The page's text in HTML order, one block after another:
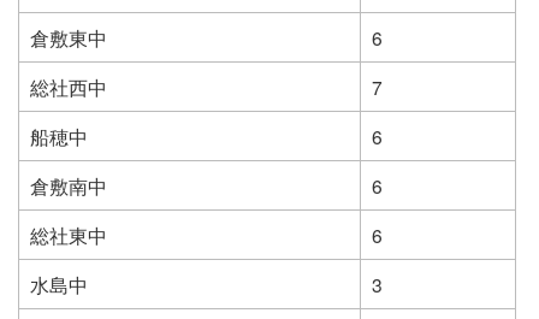
倉敷東中
6
総社西中
7
船穂中
6
倉敷南中
6
総社東中
6
水島中
3